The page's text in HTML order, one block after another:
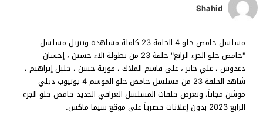
Shahid
مسلسل حامض حلو 4 الحلقة 23 كاملة مشاهدة وتنزيل مسلسل
"حامض حلو الجزء الرابع" حلقة 23 من بطولة آلاء حسين ، إحسان
دعدوش ، علي جابر ، علي قاسم الملاك ، فوزية حسن ، خليل إبراهيم ،
شاهد الحلقة 23 من مسلسل حامض حلو الموسم 4 يوتيوب ديلي
موشن مجاناً، وتعرض حلقات المسلسل العراقي الجديد حامض حلو الجزء
الرابع 2023 بدون إعلانات حصرياً على موقع سيما ماكس.